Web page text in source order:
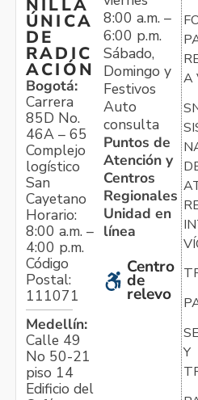
NILLA
ÚNICA
DE
RADIC
ACIÓN
Bogotá:
Carrera
85D No.
46A – 65
Complejo
logístico
San
Cayetano
Horario:
8:00 a.m. –
4:00 p.m.
Código
Postal:
111071
Medellín:
Calle 49
No 50-21
piso 14
Edificio del
8:00 a.m. –
6:00 p.m.
Sábado,
Domingo y
Festivos
Auto
consulta
Puntos de
Atención y
Centros
Regionales
Unidad en
línea
Centro
de
relevo
A
Y